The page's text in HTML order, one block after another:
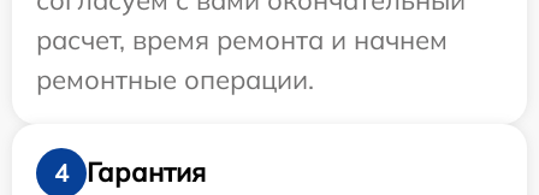
расчет, время ремонта и начнем
ремонтные операции.
4
Гарантия